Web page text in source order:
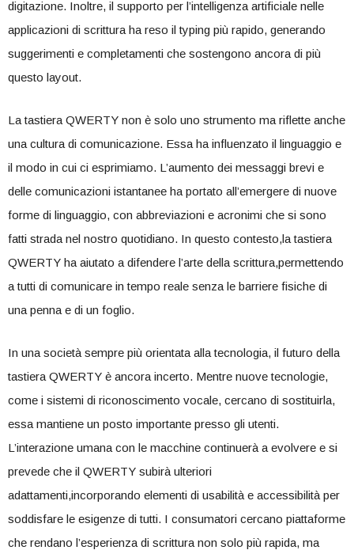
digitazione. Inoltre, il supporto per l’intelligenza artificiale nelle
applicazioni di scrittura ha reso il typing più‌ rapido, generando
suggerimenti e completamenti che sostengono ancora di più
questo layout.
La tastiera ​QWERTY non è solo uno strumento ma riflette anche‌
una cultura di comunicazione. Essa ha influenzato il linguaggio e
il modo in cui ci esprimiamo. ⁣L’aumento dei messaggi brevi e
delle comunicazioni istantanee ha portato all’emergere ⁢di nuove
forme di linguaggio, con abbreviazioni e acronimi‍ che si sono
fatti strada nel nostro quotidiano. In questo contesto,la tastiera
QWERTY‌ ha‌ aiutato a difendere ‍l’arte della scrittura,permettendo
a ‌tutti di comunicare ⁢in tempo reale senza le barriere fisiche di
una penna e di un foglio.
In una società sempre ⁤più orientata alla tecnologia, il⁢ futuro della
tastiera QWERTY è ​ancora incerto.⁢ Mentre nuove tecnologie,
come i sistemi di riconoscimento vocale, ​cercano di sostituirla,
essa mantiene un posto ‍importante presso gli utenti.
L’interazione umana con le macchine ​continuerà ‌a evolvere⁤ e si
prevede che il QWERTY ⁣subirà ulteriori
adattamenti,incorporando elementi di usabilità e accessibilità per ​
soddisfare le esigenze di tutti. I consumatori ⁢cercano piattaforme
‍che rendano l’esperienza di‌ scrittura non solo più⁢ rapida, ma